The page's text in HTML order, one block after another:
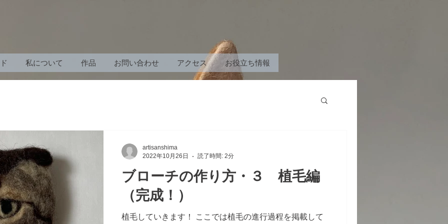
私について 作品 お問い合わせ アクセス お役立ち情報
ブローチの作り方・３ 植毛編
（完成！）
植毛していきます！ ここでは植毛の進行過程を掲載して
artisanshima
2022年10月26日
読了時間: 2分